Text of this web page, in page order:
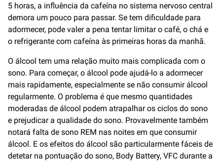
5 horas, a influência da cafeína no sistema nervoso central
demora um pouco para passar. Se tem dificuldade para
adormecer, pode valer a pena tentar limitar o café, o chá e
o refrigerante com cafeína às primeiras horas da manhã.
O álcool tem uma relação muito mais complicada com o
sono. Para começar, o álcool pode ajudá-lo a adormecer
mais rapidamente, especialmente se não consumir álcool
regularmente. O problema é que mesmo quantidades
moderadas de álcool podem atrapalhar os ciclos do sono
e prejudicar a qualidade do sono. Provavelmente também
notará falta de sono REM nas noites em que consumir
álcool. E os efeitos do álcool são particularmente fáceis de
detetar na pontuação do sono, Body Battery, VFC durante a